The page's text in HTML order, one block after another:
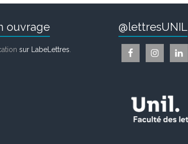
ouvrage
sur LabeLettres
@lettresUNIL